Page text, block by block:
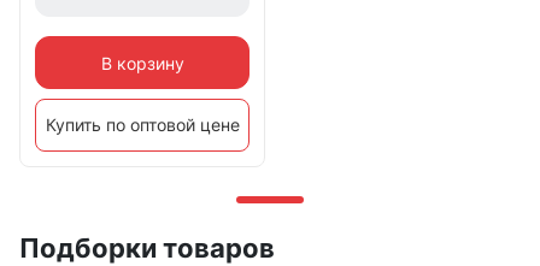
В корзину
Купить по оптовой цене
Подборки товаров